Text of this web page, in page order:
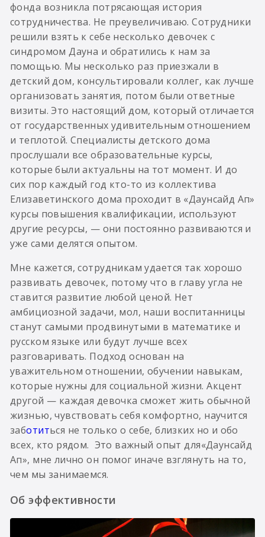
фонда возникла потрясающая история
сотрудничества. Не преувеличиваю. Сотрудники
решили взять к себе несколько девочек с
синдромом Дауна и обратились к нам за
помощью. Мы несколько раз приезжали в
детский дом, консультировали коллег, как лучше
организовать занятия, потом были ответные
визиты. Это настоящий дом, который отличается
от государственных удивительным отношением
и теплотой. Специалисты детского дома
прослушали все образовательные курсы,
которые были актуальны на тот момент. И до
сих пор каждый год кто-то из коллектива
Елизаветинского дома проходит в «Даунсайд Ап»
курсы повышения квалификации, используют
другие ресурсы, — они постоянно развиваются и
уже сами делятся опытом.
Мне кажется, сотрудникам удается так хорошо
развивать девочек, потому что в главу угла не
ставится развитие любой ценой. Нет
амбициозной задачи, мол, наши воспитанницы
станут самыми продвинутыми в математике и
русском языке или будут лучше всех
разговаривать. Подход основан на
уважительном отношении, обучении навыкам,
которые нужны для социальной жизни. Акцент
другой — каждая девочка сможет жить обычной
жизнью, чувствовать себя комфортно, научится
заботиться не только о себе, близких но и обо
всех, кто рядом. Это важный опыт для«Даунсайд
Ап», мне лично он помог иначе взглянуть на то,
чем мы занимаемся.
Об эффективности